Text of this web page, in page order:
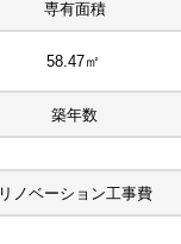
専有面積
58.47㎡
築年数
リノベーション工事費